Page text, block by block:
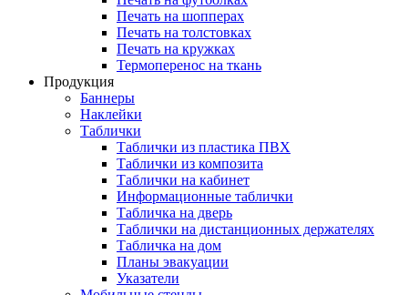
Печать на шопперах
Печать на толстовках
Печать на кружках
Термоперенос на ткань
Продукция
Баннеры
Наклейки
Таблички
Таблички из пластика ПВХ
Таблички из композита
Таблички на кабинет
Информационные таблички
Табличка на дверь
Таблички на дистанционных держателях
Табличка на дом
Планы эвакуации
Указатели